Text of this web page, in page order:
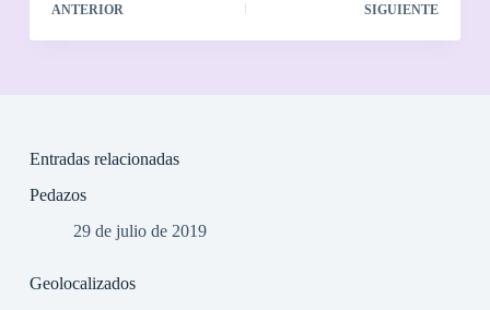
ANTERIOR SIGUIENTE
Entradas relacionadas
Pedazos
29 de julio de 2019
Geolocalizados